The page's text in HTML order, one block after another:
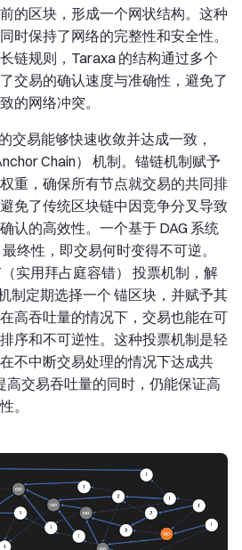
的区块，形成一个网状结构。这种
时保持了网络的完整性和安全性。
链规则，Taraxa 的结构通过多个
交易的确认速度与准确性，避免了
的网络冲突。
交易能够快速收敛并达成一致，
Chain） 机制。锚链机制赋予
重，确保所有节点就交易的共同排
免了传统区块链中因竞争分叉导致
认的高效性。一个基于 DAG 系统
终性，即交易何时变得不可逆。
实用拜占庭容错） 投票机制，解
制定期选择一个 锚区块，并赋予其
高吞吐量的情况下，交易也能在可
序和不可逆性。这种投票机制是轻
不中断交易处理的情况下达成共
高交易吞吐量的同时，仍能保证高
。